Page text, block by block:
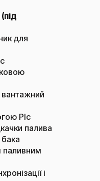
для
Рlc
палива
паливним
і